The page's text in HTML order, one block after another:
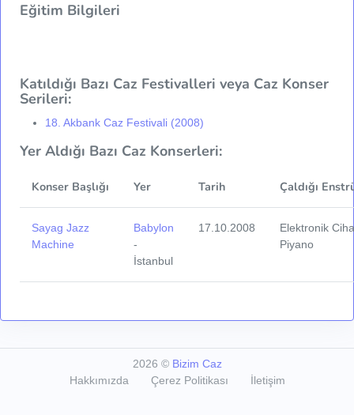
Eğitim Bilgileri
Katıldığı Bazı Caz Festivalleri veya Caz Konser
Serileri:
18. Akbank Caz Festivali (2008)
Yer Aldığı Bazı Caz Konserleri:
Konser Başlığı Yer Tarih Çaldığı
Sayag Jazz
Machine
Babylon
-
İstanbul
17.10.2008
Elektronik
Piyano
2026 © Bizim Caz
Hakkımızda
Çerez Politikası İletişim